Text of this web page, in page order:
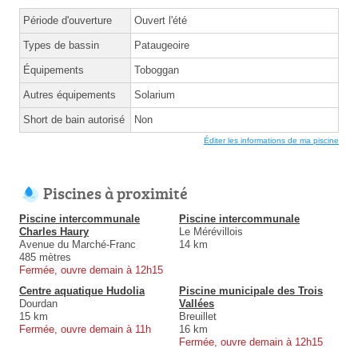
Période d'ouverture Ouvert l'été
Types de bassin Pataugeoire
Équipements Toboggan
Autres équipements Solarium
Short de bain autorisé Non
Éditer les informations de ma piscine
Piscines à proximité
Piscine intercommunale
Charles Haury
Avenue du Marché-Franc
485 mètres
Fermée, ouvre demain à 12h15
Piscine intercommunale
Le Mérévillois
14 km
Centre aquatique Hudolia
Dourdan
15 km
Fermée, ouvre demain à 11h
Piscine municipale des Trois
Vallées
Breuillet
16 km
Fermée, ouvre demain à 12h15